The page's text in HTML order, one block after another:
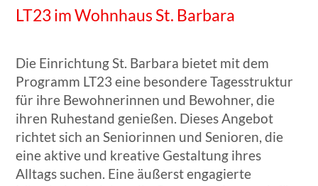
LT23 im Wohnhaus St. Barbara
Die Einrichtung St. Barbara bietet mit dem
Programm LT23 eine besondere Tagesstruktur
für ihre Bewohnerinnen und Bewohner, die
ihren Ruhestand genießen. Dieses Angebot
richtet sich an Seniorinnen und Senioren, die
eine aktive und kreative Gestaltung ihres
Alltags suchen. Eine äußerst engagierte